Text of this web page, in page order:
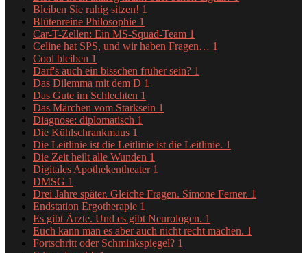
Bleiben Sie ruhig sitzen! 1
Blütenreine Philosophie 1
Car-T-Zellen: Ein MS-Squad-Team 1
Celine hat SPS, und wir haben Fragen… 1
Cool bleiben 1
Darf's auch ein bisschen früher sein? 1
Das Dilemma mit dem D 1
Das Gute im Schlechten 1
Das Märchen vom Starksein 1
Diagnose: diplomatisch 1
Die Kühlschrankmaus 1
Die Leitlinie ist die Leitlinie ist die Leitlinie. 1
Die Zeit heilt alle Wunden 1
Digitales Apothekentheater 1
DMSG 1
Drei Jahre später. Gleiche Fragen. Simone Ferner. 1
Endstation Ergotherapie 1
Es gibt Ärzte. Und es gibt Neurologen. 1
Euch kann man es aber auch nicht recht machen. 1
Fortschritt oder Schminkspiegel? 1